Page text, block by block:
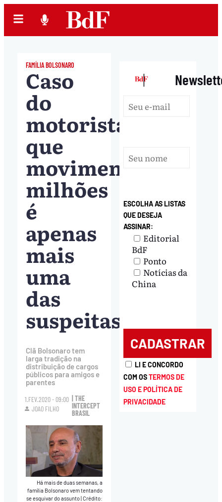
FAMÍLIA BOLSONARO
Caso
do
motorista
que
movimentou
milhões
é
apenas
mais
uma
das
suspeitas
Clã Bolsonaro tem
larga tradição na
distribuição de cargos
públicos para amigos e
parentes
1.FEV.2020 - 09:00
JOAO FILHO
| THE
INTERCEPT
BRASIL
Há mais de duas semanas, a
família Bolsonaro vem tentando
se esquivar do assunto|Crédito:
|
ESCOLHA AS LISTAS
QUE DESEJA
ASSINAR:
Editorial
BdF
Ponto
Notícias da
China
LI E CONCORDO
COM OSTERMOS DE
USO E POLÍTICA DE
PRIVACIDADE